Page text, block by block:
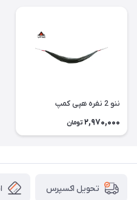
ننو 2 نفره هپی کمپ
2,970,000 تومان
تحویل اکسپرس